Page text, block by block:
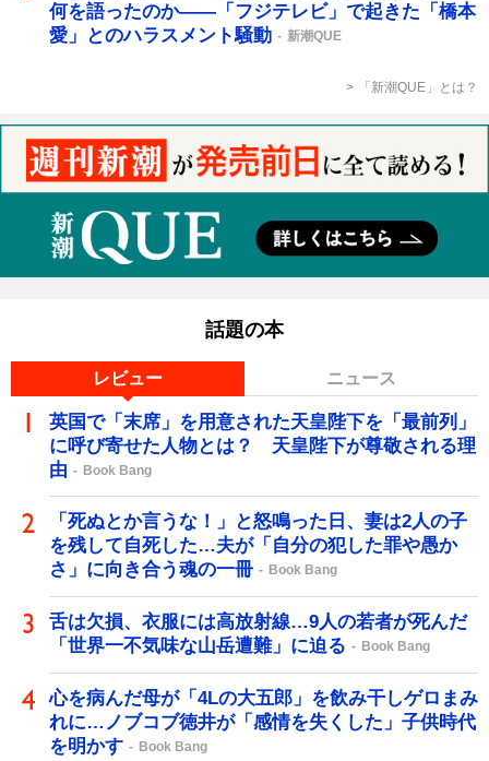
何を語ったのか――「フジテレビ」で起きた「橋本
愛」とのハラスメント騒動
新潮QUE
「新潮QUE」とは？
話題の本
レビュー ニュース
英国で「末席」を用意された天皇陛下を「最前列」
に呼び寄せた人物とは？ 天皇陛下が尊敬される理
由
Book Bang
「死ぬとか言うな！」と怒鳴った日、妻は2人の子
を残して自死した…夫が「自分の犯した罪や愚か
さ」に向き合う魂の一冊
Book Bang
舌は欠損、衣服には高放射線…9人の若者が死んだ
「世界一不気味な山岳遭難」に迫る
Book Bang
心を病んだ母が「4Lの大五郎」を飲み干しゲロまみ
れに…ノブコブ徳井が「感情を失くした」子供時代
を明かす
Book Bang